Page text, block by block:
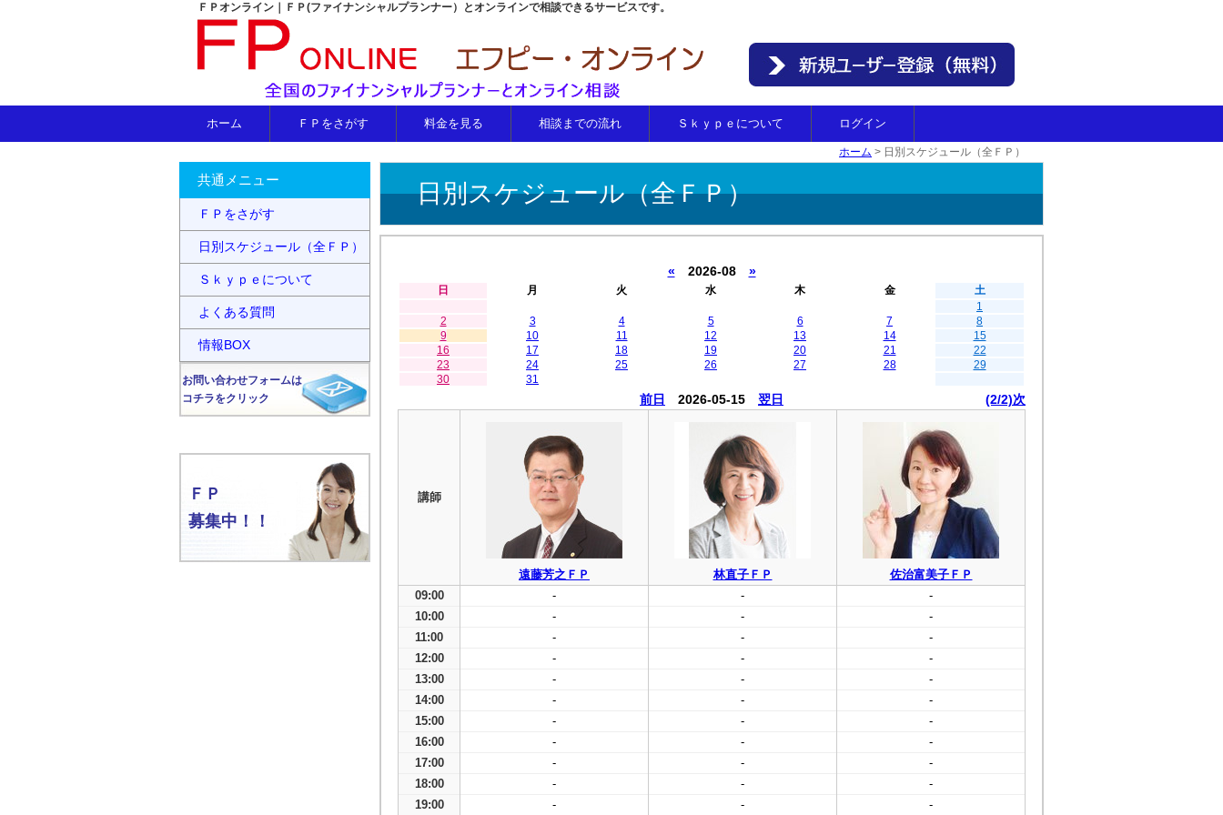
ＦＰオンライン｜ＦＰ(ファイナンシャルプランナー）とオンラインで相談できるサービスです。
ホーム ＦＰをさがす 料金を見る 相談までの流れ Ｓｋｙｐｅについて ログイン
ホーム > 日別スケジュール（全ＦＰ）
日別スケジュール（全ＦＰ）
« 2026-08 »
日 月 火 水 木 金
土
1
2
3 4 5 6 7
8
9
10 11 12 13 14
15
16
17 18 19 20 21
22
23
24 25 26 27 28
29
30
31
前日 2026-05-15 翌日 (2/2)次
講師
遠藤芳之ＦＰ 林直子ＦＰ
佐治富美子ＦＰ
09:00
- -
-
10:00
- -
-
11:00
- -
-
12:00
- -
-
13:00
- -
-
14:00
- -
-
15:00
- -
-
16:00
- -
-
17:00
- -
-
18:00
- -
-
19:00
- - -
共通メニュー
ＦＰをさがす
日別スケジュール（全ＦＰ）
Ｓｋｙｐｅについて
よくある質問
情報BOX
お問い合わせフォームは
コチラをクリック
ＦＰ
募集中！！